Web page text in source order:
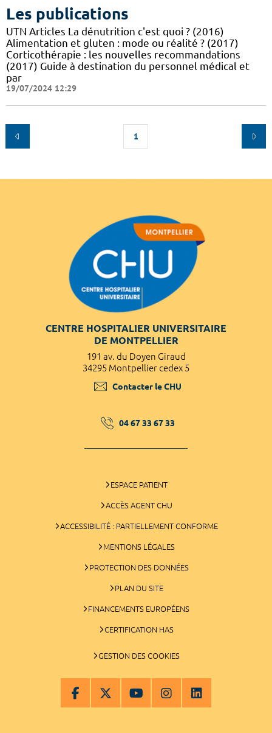
Les publications
UTN Articles La dénutrition c'est quoi ? (2016)
Alimentation et gluten : mode ou réalité ? (2017)
Corticothérapie : les nouvelles recommandations
(2017) Guide à destination du personnel médical et
par
19/07/2024 12:29
1
CENTRE HOSPITALIER UNIVERSITAIRE
DE MONTPELLIER
191 av. du Doyen Giraud
34295 Montpellier cedex 5
Contacter le CHU
04 67 33 67 33
ESPACE PATIENT
ACCÈS AGENT CHU
ACCESSIBILITÉ : PARTIELLEMENT CONFORME
MENTIONS LÉGALES
PROTECTION DES DONNÉES
PLAN DU SITE
FINANCEMENTS EUROPÉENS
CERTIFICATION HAS
GESTION DES COOKIES